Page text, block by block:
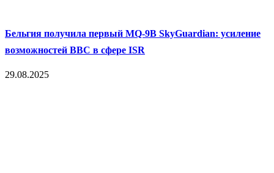
Бельгия получила первый MQ‑9B SkyGuardian: усиление
возможностей ВВС в сфере ISR
29.08.2025